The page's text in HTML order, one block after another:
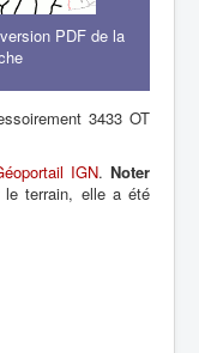
PDF de la
3433 OT
IGN.Noter
terrain, elle a été